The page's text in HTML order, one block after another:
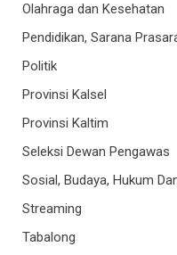
Olahraga dan Kesehatan
Pendidikan, Sarana
Politik
Provinsi Kalsel
Provinsi Kaltim
Seleksi Dewan Pengawas
Sosial, Budaya, Hukum
Streaming
Tabalong